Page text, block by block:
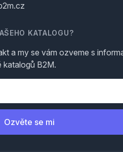
KATALOGU?
a my se vám ozveme s
katalogů B2M.
Ozvěte se mi